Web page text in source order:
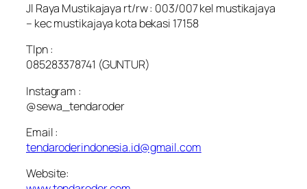
Jl Raya Mustikajaya rt/rw : 003/007 kel mustikajaya
– kec mustikajaya kota bekasi 17158
Tlpn :
085283378741 (GUNTUR)
Instagram :
@sewa_tendaroder
Email :
tendaroderindonesia.id@gmail.com
Website: